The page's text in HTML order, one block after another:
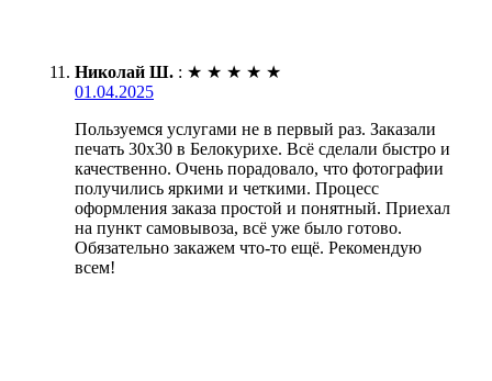
Николай Ш. : ★ ★ ★ ★ ★
01.04.2025
Пользуемся услугами не в первый раз. Заказали
печать 30х30 в Белокурихе. Всё сделали быстро и
качественно. Очень порадовало, что фотографии
получились яркими и четкими. Процесс
оформления заказа простой и понятный. Приехал
на пункт самовывоза, всё уже было готово.
Обязательно закажем что-то ещё. Рекомендую
всем!